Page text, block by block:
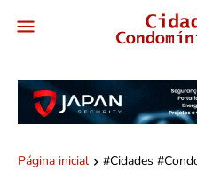
Página inicial #Cidades